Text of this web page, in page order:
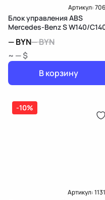
Артикул:
Блок управления ABS
Mercedes-Benz S W140/
—BYN—BYN
~ — $
В корзину
-10%
Артикул: